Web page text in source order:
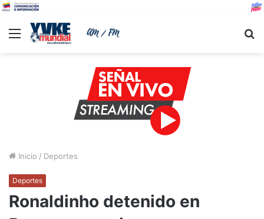
Menu
Inicio / Deportes
Deportes
Ronaldinho detenido en